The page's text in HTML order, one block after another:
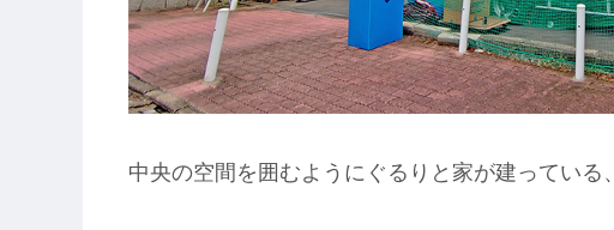
中央の空間を囲むようにぐるりと家が建っている